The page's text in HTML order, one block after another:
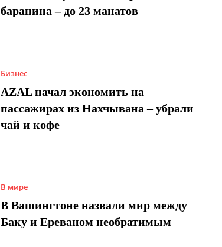
баранина – до 23 манатов
Бизнес
AZAL начал экономить на
пассажирах из Нахчывана – убрали
чай и кофе
В мире
В Вашингтоне назвали мир между
Баку и Ереваном необратимым